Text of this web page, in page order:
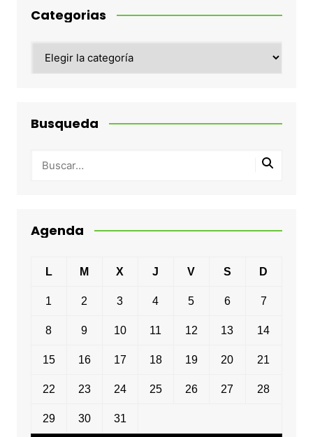
Categorias
Busqueda
Agenda
L M X J V S D
1 2 3 4 5 6 7
8 9 10 11 12 13 14
15 16 17 18 19 20 21
22 23 24 25 26 27 28
29 30 31